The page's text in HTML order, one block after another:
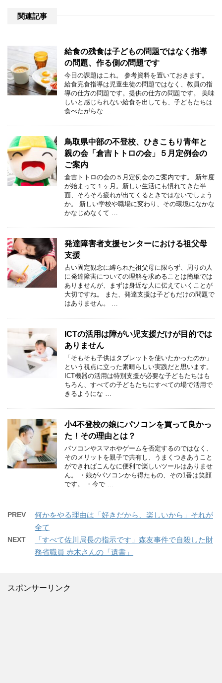
関連記事
給食の残食は子どもの問題ではなく指導
の問題、作る側の問題です
今日の課題はこれ。 参考資料を置いておきます。
給食完食指導は児童生徒の問題ではなく、教員の指
導の仕方の問題です。提供の仕方の問題です。 美味
しいと感じられない給食を出しても、子どもたちは
食べたがらな …
鳥取県中部の不登校、ひきこもり青年と
親の会「倉吉トトロの会」５月定例会の
ご案内
倉吉トトロの会の５月定例会のご案内です。 新年度
が始まって１ヶ月。新しい生活にも慣れてきた半
面、そろそろ疲れが出てくるときではないでしょう
か。 新しい学校や職場に変わり、その環境になかな
かなじめなくて …
発達障害者支援センターにおける祖父母
支援
古い固定観念に縛られた祖父母に限らず、周りの人
に発達障害についての理解を求めることは簡単では
ありませんが、まずは身近な人に伝えていくことが
大切ですね。 また、発達支援は子どもだけの問題で
はありません。 …
ICTの活用は障がい児支援だけが目的では
ありません
「そもそも子供はタブレットを使いたかったのか」
という視点に立った素晴らしい実践だと思います。
ICT機器の活用は特別支援が必要な子どもたちはも
ちろん、すべての子どもたちにすべての場で活用で
きるようにな …
小4不登校の娘にパソコンを買って良かっ
た！その理由とは？
パソコンやスマホやゲームを否定するのではなく、
そのメリットを親子で共有し、うまくつきあうこと
ができればこんなに便利で楽しいツールはありませ
ん。 ・娘がパソコンから得たもの、その1番は笑顔
です。 ・今で …
PREV
何かをやる理由は「好きだから、楽しいから」それが
全て
NEXT
「すべて佐川局長の指示です」森友事件で自殺した財
務省職員 赤木さんの「遺書」
スポンサーリンク